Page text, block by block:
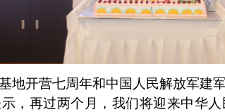
地开营七周年和中国人民解放军建
，再过两个月，我们将迎来中华